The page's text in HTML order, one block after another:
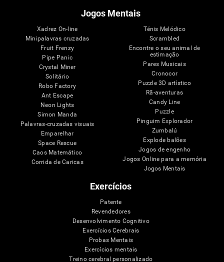
Jogos Mentais
Xadrez On-line
Minipalavras cruzadas
Fruit Frenzy
Pipe Panic
Crystal Miner
Solitário
Robo Factory
Ant Escape
Neon Lights
Simon Manda
Palavras-cruzadas visuais
Emparelhar
Space Rescue
Caos Matemático
Corrida de Caricas
Ténis Melódico
Scrambled
Encontre o seu animal de
estimação
Pares Musicais
Cronocor
Puzzle 3D artístico
Rã-aventuras
Candy Line
Puzzle
Pinguim Explorador
Zumbalú
Explode balões
Jogos de engenho
Jogos Online para a memória
Jogos Mentais
Exercícios
Patente
Revendedores
Desenvolvimento Cognitivo
Exercícios Cerebrais
Probas Mentais
Exercícios mentais
Treino cerebral personalizado